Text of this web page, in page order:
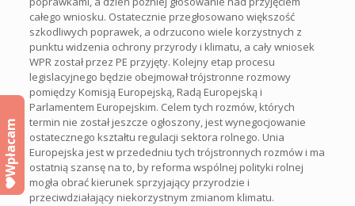
całego wniosku. Ostatecznie przegłosowano większość
szkodliwych poprawek, a odrzucono wiele korzystnych z
punktu widzenia ochrony przyrody i klimatu, a cały wniosek
WPR został przez PE przyjęty. Kolejny etap procesu
legislacyjnego będzie obejmował trójstronne rozmowy
pomiędzy Komisją Europejską, Radą Europejską i
Parlamentem Europejskim. Celem tych rozmów, których
termin nie został jeszcze ogłoszony, jest wynegocjowanie
ostatecznego kształtu regulacji sektora rolnego. Unia
Europejska jest w przededniu tych trójstronnych rozmów i ma
ostatnią szansę na to, by reforma wspólnej polityki rolnej
mogła obrać kierunek sprzyjający przyrodzie i
przeciwdziałający niekorzystnym zmianom klimatu.
Wpłacam